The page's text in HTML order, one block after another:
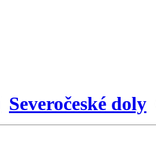
Severočeské doly